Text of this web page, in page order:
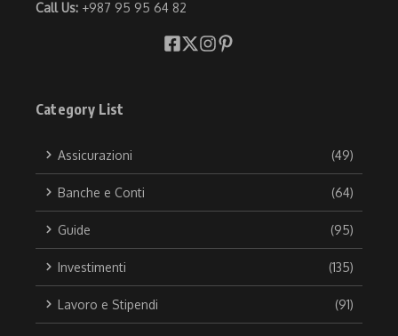
Call Us: +987 95 95 64 82
Category List
Assicurazioni (49)
Banche e Conti (64)
Guide (95)
Investimenti (135)
Lavoro e Stipendi (91)